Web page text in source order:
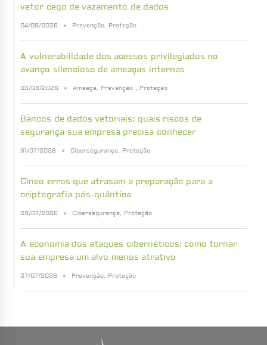
vetor cego de vazamento de dados
04/08/2026 Prevenção, Proteção
A vulnerabilidade dos acessos privilegiados no
avanço silencioso de ameaças internas
03/08/2026 Ameaça, Prevenção , Proteção
Bancos de dados vetoriais: quais riscos de
segurança sua empresa precisa conhecer
31/07/2026 Cibersegurança, Proteção
Cinco erros que atrasam a preparação para a
criptografia pós-quântica
29/07/2026 Cibersegurança, Proteção
A economia dos ataques cibernéticos: como tornar
sua empresa um alvo menos atrativo
27/07/2026 Prevenção, Proteção